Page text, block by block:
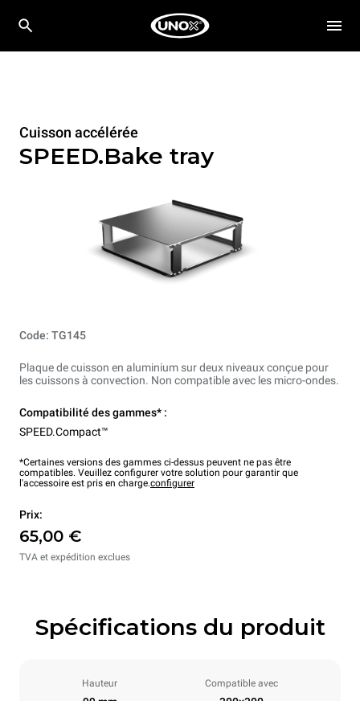
Cuisson accélérée
SPEED.Bake tray
Code: TG145
Plaque de cuisson en aluminium sur deux niveaux conçue pour
les cuissons à convection. Non compatible avec les micro-ondes.
Compatibilité des gammes* :
SPEED.Compact™
*Certaines versions des gammes ci-dessus peuvent ne pas être
compatibles. Veuillez configurer votre solution pour garantir que
l'accessoire est pris en charge.configurer
Prix:
65,00 €
TVA et expédition exclues
Spécifications du produit
Hauteur Compatible avec